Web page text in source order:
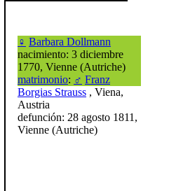
♀ Barbara Dollmann
nacimiento: 3 diciembre
1770, Vienne (Autriche)
matrimonio: ♂ Franz
Borgias Strauss , Viena,
Austria
defunción: 28 agosto 1811,
Vienne (Autriche)